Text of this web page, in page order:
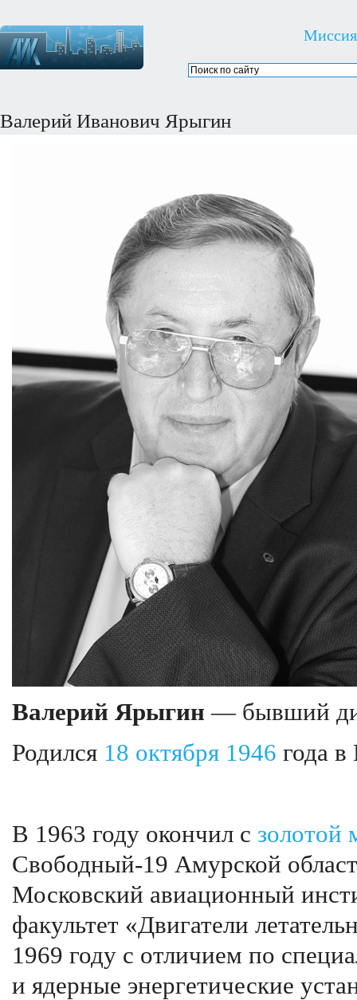
Миссия
Валерий Иванович Ярыгин
Валерий Ярыгин — бывший
Родился 18 октября 1946 года в
В 1963 году окончил с золотой
Свободный-19 Амурской
Московский авиационный
факультет «Двигатели
1969 году с отличием по
и ядерные энергетические